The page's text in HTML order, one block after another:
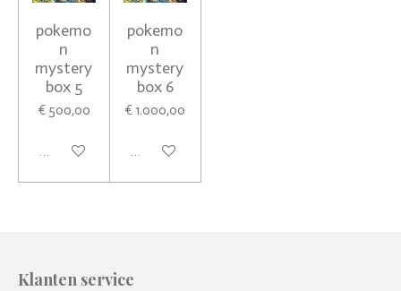
pokemo
n
mystery
box 5
€ 500,00
In winkelwagen
pokemo
n
mystery
box 6
€ 1.000,00
In winkelwagen
Klanten service